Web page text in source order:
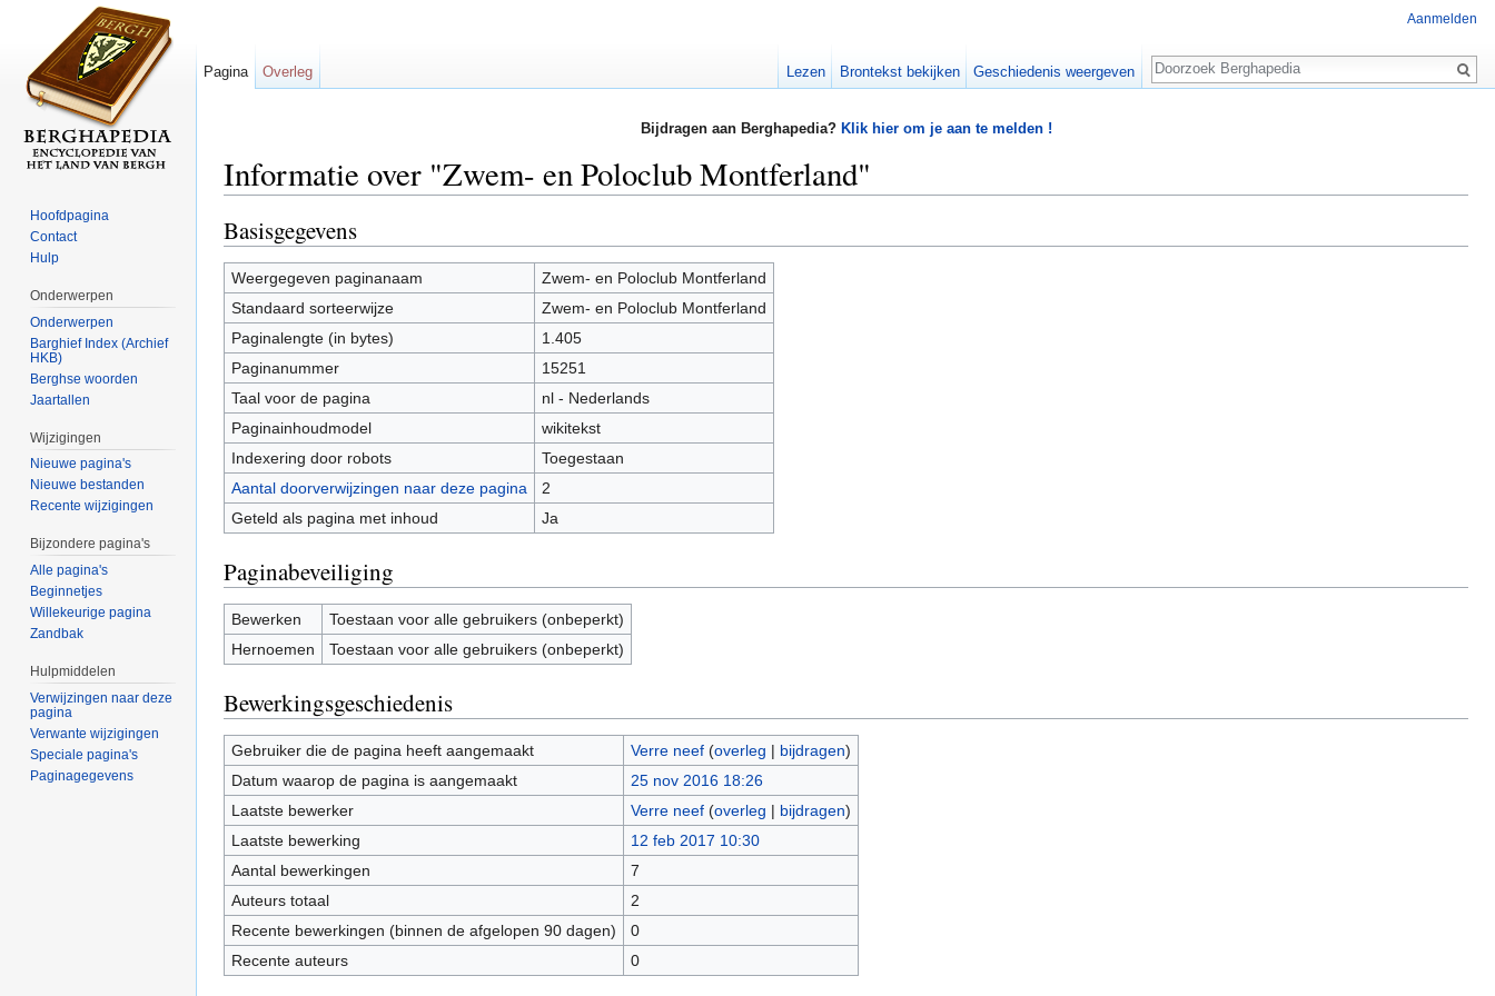
Bijdragen aan Berghapedia? Klik hier om je aan te melden !
Informatie over "Zwem- en Poloclub Montferland"
Basisgegevens
Weergegeven paginanaam
Zwem- en Poloclub Montferland
Standaard sorteerwijze
Zwem- en Poloclub Montferland
Paginalengte (in bytes)
1.405
Paginanummer
15251
Taal voor de pagina
nl - Nederlands
Paginainhoudmodel
wikitekst
Indexering door robots
Toegestaan
Aantal doorverwijzingen naar deze pagina
2
Geteld als pagina met inhoud
Ja
Paginabeveiliging
Bewerken
Toestaan voor alle gebruikers (onbeperkt)
Hernoemen
Toestaan voor alle gebruikers (onbeperkt)
Bewerkingsgeschiedenis
Gebruiker die de pagina heeft aangemaakt Verre neef (overleg | bijdragen)
Datum waarop de pagina is aangemaakt
25 nov 2016 18:26
Laatste bewerker
Verre neef (overleg | bijdragen)
Laatste bewerking
12 feb 2017 10:30
Aantal bewerkingen
7
Auteurs totaal
2
Recente bewerkingen (binnen de afgelopen 90 dagen)
0
Recente auteurs
0
Aanmelden
Pagina Overleg Lezen Brontekst bekijken Geschiedenis weergeven
Zoeken
Hoofdpagina
Contact
Hulp
Onderwerpen
Onderwerpen
Barghief Index (Archief
HKB)
Berghse woorden
Jaartallen
Wijzigingen
Nieuwe pagina's
Nieuwe bestanden
Recente wijzigingen
Bijzondere pagina's
Alle pagina's
Beginnetjes
Willekeurige pagina
Zandbak
Hulpmiddelen
Verwijzingen naar deze
pagina
Verwante wijzigingen
Speciale pagina's
Paginagegevens